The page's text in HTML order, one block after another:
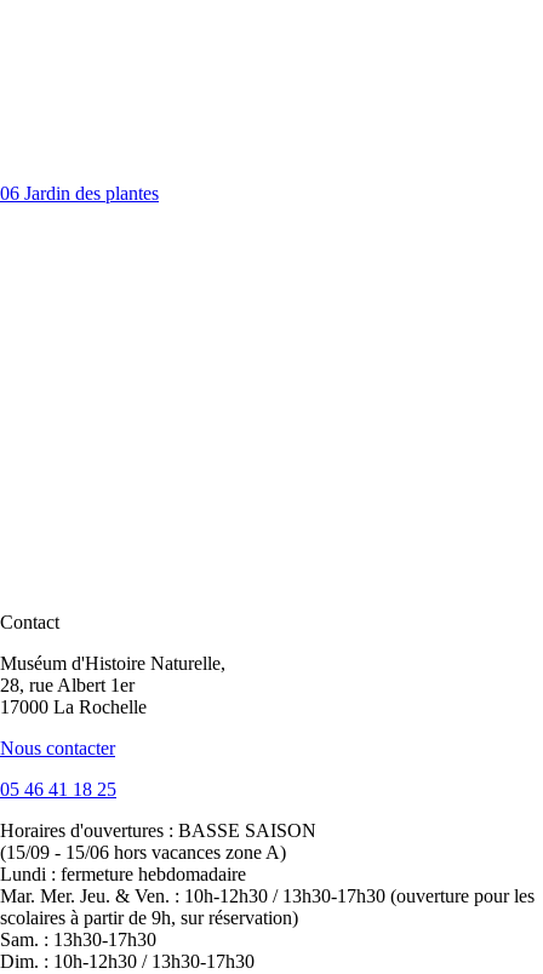
06 Jardin des plantes
Contact
Muséum d'Histoire Naturelle,
28, rue Albert 1er
17000 La Rochelle
Nous contacter
05 46 41 18 25
Horaires d'ouvertures : BASSE SAISON
(15/09 - 15/06 hors vacances zone A)
Lundi : fermeture hebdomadaire
Mar. Mer. Jeu. & Ven. : 10h-12h30 / 13h30-17h30 (ouverture pour les
scolaires à partir de 9h, sur réservation)
Sam. : 13h30-17h30
Dim. : 10h-12h30 / 13h30-17h30